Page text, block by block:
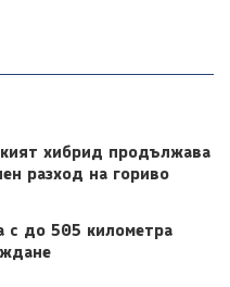
хибрид продължава
разход на гориво
с до 505 километра